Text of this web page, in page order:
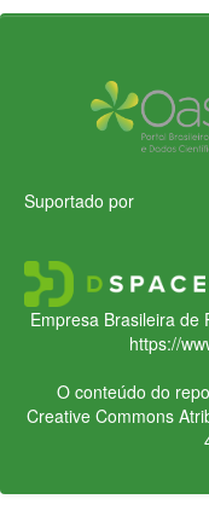
Suportado por
Empresa Brasileira de
https://
O conteúdo do
Creative Commons